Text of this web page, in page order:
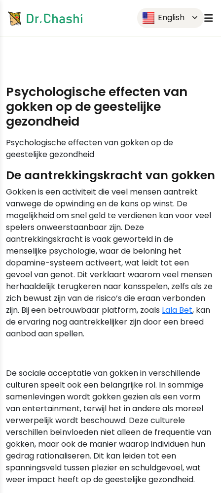
English
Psychologische effecten van
gokken op de geestelijke
gezondheid
Psychologische effecten van gokken op de
geestelijke gezondheid
De aantrekkingskracht van gokken
Gokken is een activiteit die veel mensen aantrekt
vanwege de opwinding en de kans op winst. De
mogelijkheid om snel geld te verdienen kan voor veel
spelers onweerstaanbaar zijn. Deze
aantrekkingskracht is vaak geworteld in de
menselijke psychologie, waar de beloning het
dopamine-systeem activeert, wat leidt tot een
gevoel van genot. Dit verklaart waarom veel mensen
herhaaldelijk terugkeren naar kansspelen, zelfs als ze
zich bewust zijn van de risico’s die eraan verbonden
zijn. Bij een betrouwbaar platform, zoals Lala Bet, kan
de ervaring nog aantrekkelijker zijn door een breed
aanbod aan spellen.
De sociale acceptatie van gokken in verschillende
culturen speelt ook een belangrijke rol. In sommige
samenlevingen wordt gokken gezien als een vorm
van entertainment, terwijl het in andere als moreel
verwerpelijk wordt beschouwd. Deze culturele
verschillen beïnvloeden niet alleen de frequentie van
gokken, maar ook de manier waarop individuen hun
gedrag rationaliseren. Dit kan leiden tot een
spanningsveld tussen plezier en schuldgevoel, wat
weer impact heeft op de geestelijke gezondheid.